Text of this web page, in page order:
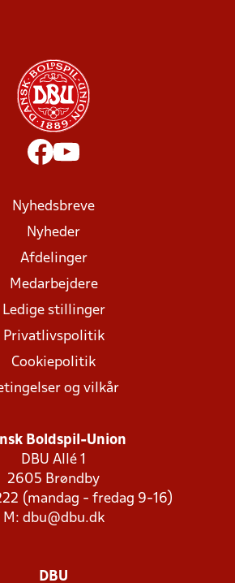
Nyhedsbreve
Nyheder
Afdelinger
Medarbejdere
Ledige stillinger
Privatlivspolitik
Cookiepolitik
og vilkår
Boldspil-Union
DBU Allé 1
2605 Brøndby
(mandag - fredag 9-16)
M: dbu@dbu.dk
DBU